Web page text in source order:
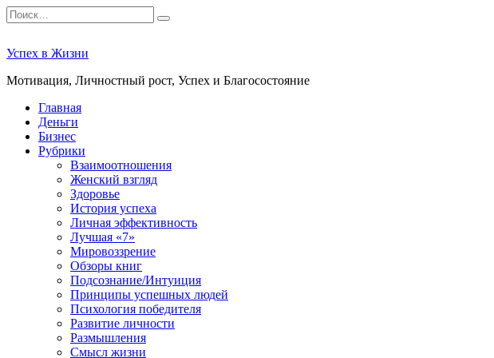
Перейти
к
Search
for:
Успех в Жизни
Мотивация, Личностный рост, Успех и Благосостояние
Главная
Деньги
Бизнес
Рубрики
Взаимоотношения
Женский взгляд
Здоровье
История успеха
Личная эффективность
Лучшая «7»
Мировоззрение
Обзоры книг
Подсознание/Интуиция
Принципы успешных людей
Психология победителя
Развитие личности
Размышления
Смысл жизни